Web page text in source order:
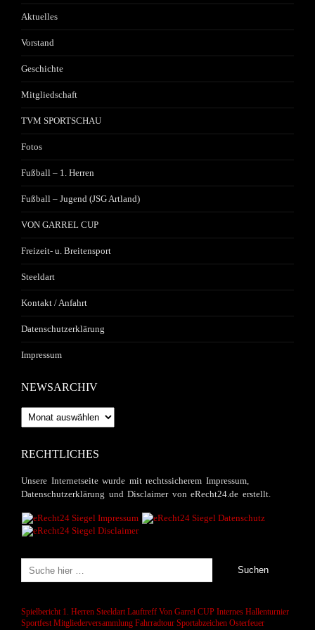
Aktuelles
Vorstand
Geschichte
Mitgliedschaft
TVM SPORTSCHAU
Fotos
Fußball – 1. Herren
Fußball – Jugend (JSG Artland)
VON GARREL CUP
Freizeit- u. Breitensport
Steeldart
Kontakt / Anfahrt
Datenschutzerklärung
Impressum
NEWSARCHIV
Newsarchiv
RECHTLICHES
Unsere Internetseite wurde mit rechtssicherem Impressum,
Datenschutzerklärung und Disclaimer von eRecht24.de erstellt.
Spielbericht 1. Herren Steeldart Lauftreff Von Garrel CUP Internes Hallenturnier
Sportfest Mitgliederversammlung Fahrradtour Sportabzeichen Osterfeuer